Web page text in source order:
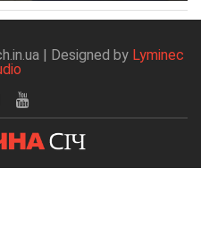
| Designed by Lyminec